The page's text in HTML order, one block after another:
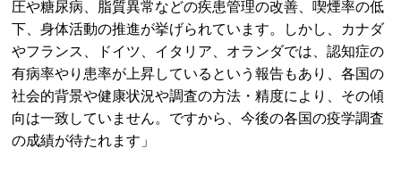
圧や糖尿病、脂質異常などの疾患管理の改善、喫煙率の低
下、身体活動の推進が挙げられています。しかし、カナダ
やフランス、ドイツ、イタリア、オランダでは、認知症の
有病率やり患率が上昇しているという報告もあり、各国の
社会的背景や健康状況や調査の方法・精度により、その傾
向は一致していません。ですから、今後の各国の疫学調査
の成績が待たれます」